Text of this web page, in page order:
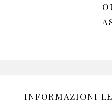
INFORMAZIONI